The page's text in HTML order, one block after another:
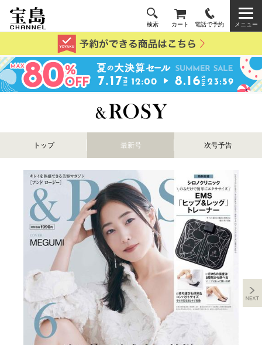
検索 カート 電話で予約 メニュー
トップ 最新号 次号予告